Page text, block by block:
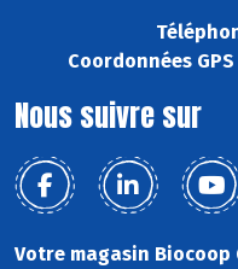
Coordonnées GPS
Nous suivre sur
Votre magasin Biocoop